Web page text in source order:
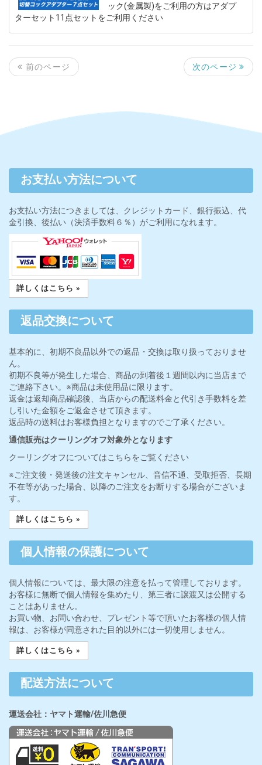
ック(金属製)をご利用の方はアダプ
ターセット11点セットをご利用ください
前のページ 次のページ
お支払い方法について
お支払い方法につきましては、クレジットカード、銀行振込、代
金引換、後払い（決済手数料６％）がご利用になれます。
詳しくはこちら »
返品交換について
基本的に、初期不良品以外での返品・交換は取り扱っておりませ
ん。
初期不良等が発生した場合、商品の到着後１週間以内に当店まで
ご連絡下さい。※商品は未使用品に限ります。
返金は返却商品確認後、当店からの配送料金と代引き手数料を差
し引いた金額をご返金させて頂きます。
返品時の送料はお客様負担となりますのでご了承ください。
通信販売はクーリングオフ対象外となります
クーリングオフについてはこちらをご覧ください
※ご注文後・発送後の注文キャンセル、音信不通、受取拒否、長期
不在等があった場合、以降のご注文をお断りする場合がございま
す。
詳しくはこちら »
個人情報の保護について
個人情報については、最大限の注意を払って管理しております。
お客様に無断で個人情報を集めたり、第三者に譲渡又は公開する
ことはありません。
お買い物、お問い合わせ、プレゼント等で頂いたお客様の個人情
報は、お客様が同意された目的以外には一切使用しません。
詳しくはこちら »
配送方法について
運送会社：ヤマト運輸/佐川急便